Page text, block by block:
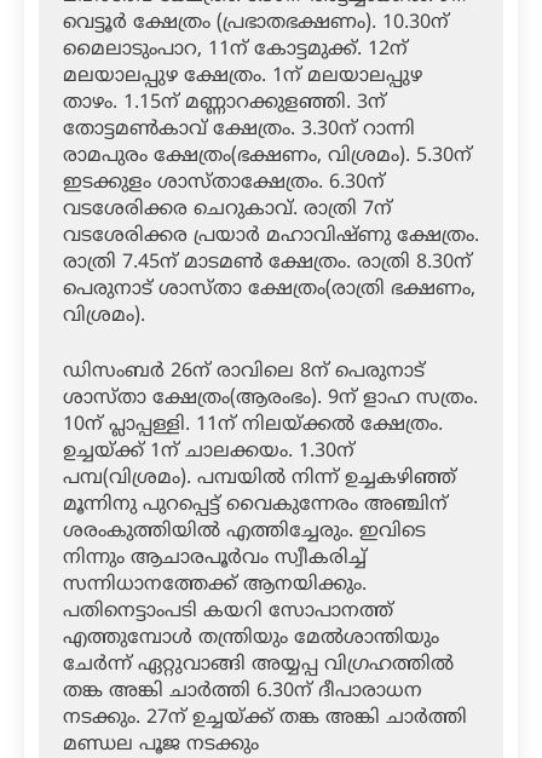
വെട്ടൂര്‍ ക്ഷേത്രം (പ്രഭാതഭക്ഷണം). 10.30ന്
മൈലാടുംപാറ, 11ന് കോട്ടമുക്ക്. 12ന്
മലയാലപ്പുഴ ക്ഷേത്രം. 1ന് മലയാലപ്പുഴ
താഴം. 1.15ന് മണ്ണാറക്കുളഞ്ഞി. 3ന്
തോട്ടമണ്‍കാവ് ക്ഷേത്രം. 3.30ന് റാന്നി
രാമപുരം ക്ഷേത്രം(ഭക്ഷണം, വിശ്രമം). 5.30ന്
ഇടക്കുളം ശാസ്താക്ഷേത്രം. 6.30ന്
വടശേരിക്കര ചെറുകാവ്. രാത്രി 7ന്
വടശേരിക്കര പ്രയാര്‍ മഹാവിഷ്ണു ക്ഷേത്രം.
രാത്രി 7.45ന് മാടമണ്‍ ക്ഷേത്രം. രാത്രി 8.30ന്
പെരുനാട് ശാസ്താ ക്ഷേത്രം(രാത്രി ഭക്ഷണം,
വിശ്രമം).
ഡിസംബര്‍ 26ന് രാവിലെ 8ന് പെരുനാട്
ശാസ്താ ക്ഷേത്രം(ആരംഭം). 9ന് ളാഹ സത്രം.
10ന് പ്ലാപ്പള്ളി. 11ന് നിലയ്ക്കല്‍ ക്ഷേത്രം.
ഉച്ചയ്ക്ക് 1ന് ചാലക്കയം. 1.30ന്
പമ്പ(വിശ്രമം). പമ്പയില്‍ നിന്ന് ഉച്ചകഴിഞ്ഞ്
മൂന്നിനു പുറപ്പെട്ട് വൈകുന്നേരം അഞ്ചിന്
ശരംകുത്തിയില്‍ എത്തിച്ചേരും. ഇവിടെ
നിന്നും ആചാരപൂര്‍വം സ്വീകരിച്ച്
സന്നിധാനത്തേക്ക് ആനയിക്കും.
പതിനെട്ടാംപടി കയറി സോപാനത്ത്
എത്തുമ്പോള്‍ തന്ത്രിയും മേല്‍ശാന്തിയും
ചേര്‍ന്ന് ഏറ്റുവാങ്ങി അയ്യപ്പ വിഗ്രഹത്തില്‍
തങ്ക അങ്കി ചാര്‍ത്തി 6.30ന് ദീപാരാധന
നടക്കും. 27ന് ഉച്ചയ്ക്ക് തങ്ക അങ്കി ചാര്‍ത്തി
മണ്ഡല പൂജ നടക്കും